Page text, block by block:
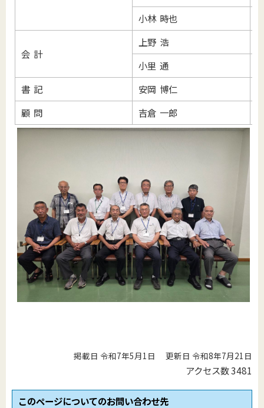
小林 時也
会 計
上野 浩
小里 通
書 記
安岡 博仁
顧 問
吉倉 一郎
掲載日 令和7年5月1日 更新日 令和8年7月21日
アクセス数3481
このページについてのお問い合わせ先